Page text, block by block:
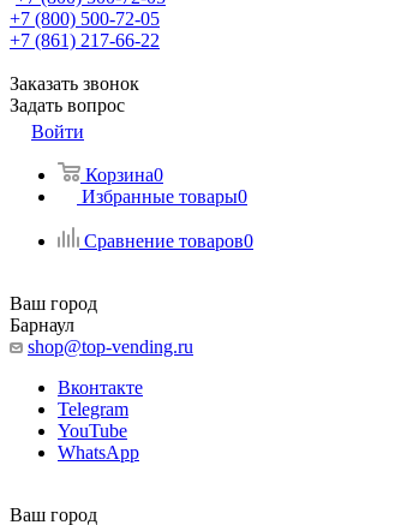
+7 (800) 500-72-05
+7 (861) 217-66-22
Заказать звонок
Задать вопрос
Войти
Корзина0
Избранные товары0
Сравнение товаров0
Ваш город
Барнаул
shop@top-vending.ru
Вконтакте
Telegram
YouTube
WhatsApp
Ваш город